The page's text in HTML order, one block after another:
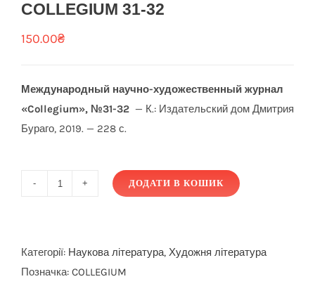
COLLEGIUM 31-32
150.00₴
Международный научно-художественный журнал
«Collegium», №31-32 — К.: Издательский дом Дмитрия
Бураго, 2019. — 228 с.
COLLEGIUM
кількість
ДОДАТИ В КОШИК
Категорії: Наукова література, Художня література
Позначка: COLLEGIUM